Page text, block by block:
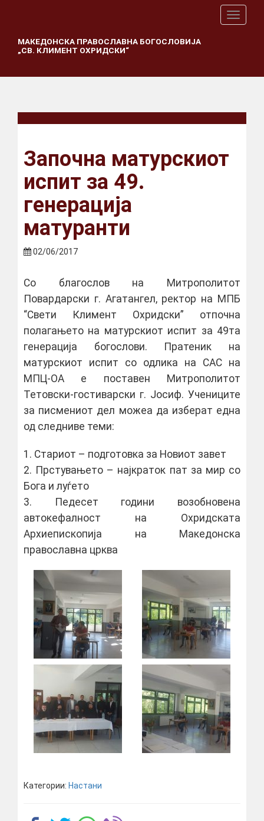
T
o
e
v
i
МАКЕДОНСКА ПРАВОСЛАВНА БОГОСЛОВИЈА
„СВ. КЛИМЕНТ ОХРИДСКИ“
Започна матурскиот
испит за 49.
генерација
матуранти
02/06/2017
Со благослов на Митрополитот
Повардарски г. Агатангел, ректор на МПБ
“Свети Климент Охридски” отпочна
полагањето на матурскиот испит за 49та
генерација богослови. Пратеник на
матурскиот испит со одлика на САС на
МПЦ-OA e поставен Митрополитот
Тетовски-гостиварски г. Јосиф. Учениците
за писмениот дел можеа да изберат една
од следниве теми:
1. Стариот – подготовка за Новиот завет
2. Прстувањето – најкраток пат за мир со
Бога и луѓето
3. Педесет години возобновена
автокефалност на Охридската
Архиепископија на Македонска
православна црква
Категории: Настани